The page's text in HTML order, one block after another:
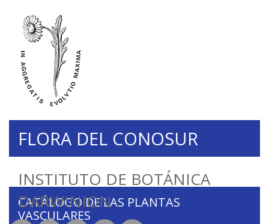
INSTITUTO DE BOTÁNICA
DARWINION
FLORA DEL CONOSUR
CATÁLOGO DE LAS PLANTAS
VASCULARES